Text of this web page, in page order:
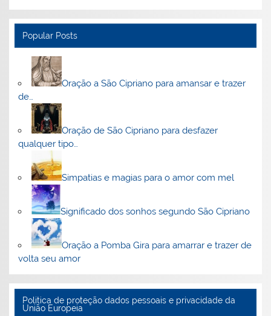
Popular Posts
Oração a São Cipriano para amansar e trazer
de…
Oração de São Cipriano para desfazer
qualquer tipo…
Simpatias e magias para o amor com mel
Significado dos sonhos segundo São Cipriano
Oração a Pomba Gira para amarrar e trazer de
volta seu amor
Politica de proteção dados pessoais e privacidade da
União Europeia